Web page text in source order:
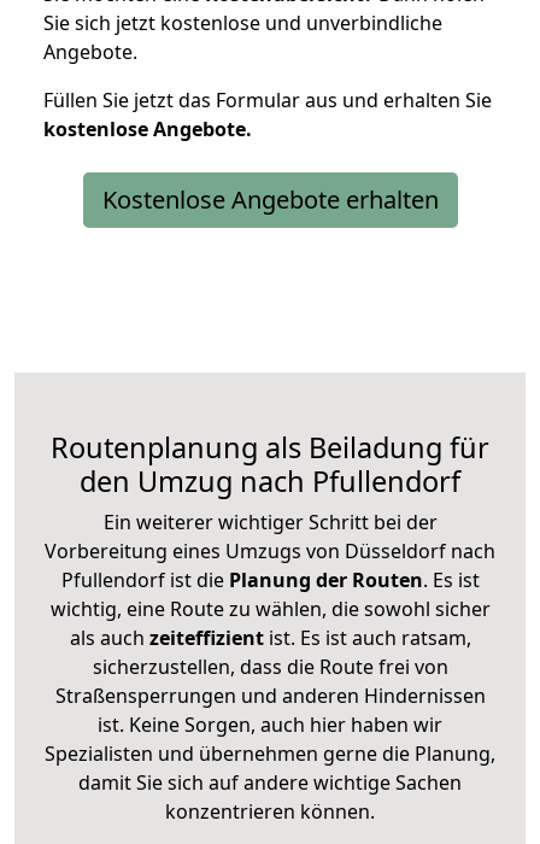
Sie sich jetzt kostenlose und unverbindliche
Angebote.
Füllen Sie jetzt das Formular aus und erhalten Sie
kostenloseAngebote.
Kostenlose Angebote erhalten
Routenplanung als Beiladung für
den Umzug nach Pfullendorf
Ein weiterer wichtiger Schritt bei der
Vorbereitung eines Umzugs von Düsseldorf nach
Pfullendorf ist diePlanung der Routen. Es ist
wichtig, eine Route zu wählen, die sowohl sicher
als auch zeiteffizientist. Es ist auch ratsam,
sicherzustellen, dass die Route frei von
Straßensperrungen und anderen Hindernissen
ist. Keine Sorgen, auch hier haben wir
Spezialisten und übernehmen gerne die Planung,
damit Sie sich auf andere wichtige Sachen
konzentrieren können.